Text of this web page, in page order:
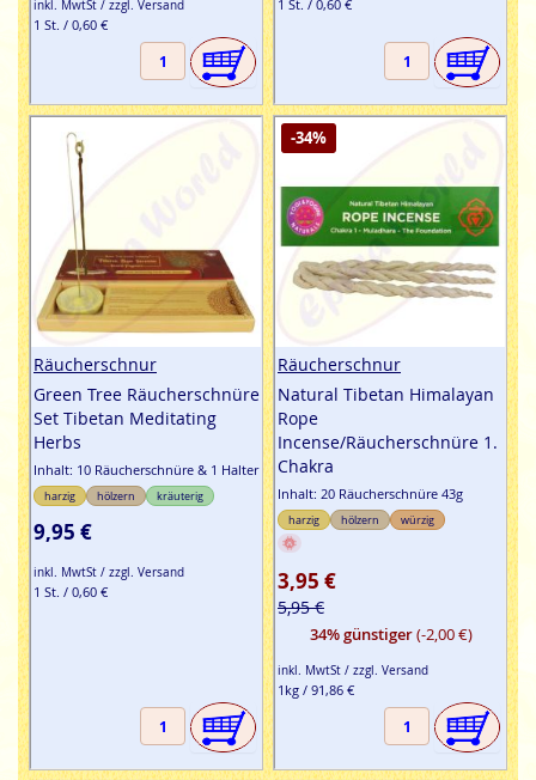
inkl. MwtSt / zzgl. Versand
1 St. / 0,60 €
1 St. / 0,60 €
Räucherschnur
Green Tree Räucherschnüre
Set Tibetan Meditating
Herbs
Inhalt: 10 Räucherschnüre & 1 Halter
harzig hölzern kräuterig
9,95 €
inkl. MwtSt / zzgl. Versand
1 St. / 0,60 €
-34%
Räucherschnur
Natural Tibetan Himalayan
Rope
Incense/Räucherschnüre 1.
Chakra
Inhalt: 20 Räucherschnüre 43g
harzig hölzern würzig
3,95 €
5,95 €
34% günstiger(-2,00 €)
inkl. MwtSt / zzgl. Versand
1kg / 91,86 €